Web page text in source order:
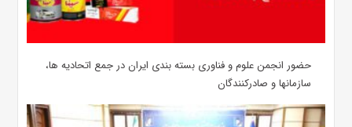
حضور انجمن علوم و فناوری بسته بندی ایران در جمع اتحادیه ها،
سازمانها و صادرکنندگان